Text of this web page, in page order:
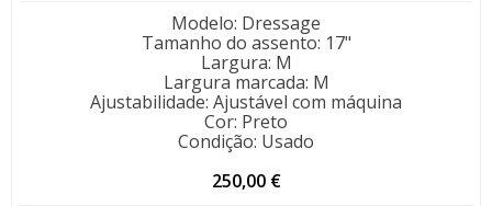
Modelo: Dressage
Tamanho do assento: 17"
Largura: M
Largura marcada: M
Ajustabilidade: Ajustável com máquina
Cor: Preto
Condição: Usado
250,00 €